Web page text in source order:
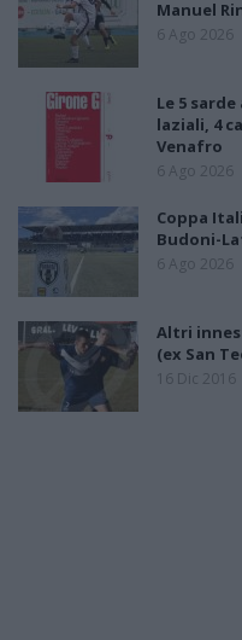
Manuel
6 Ago 2026
Le 5
laziali, 4
Venafro
6 Ago 2026
Coppa
Budoni-
6 Ago 2026
Altri
(ex San
16 Dic 2016